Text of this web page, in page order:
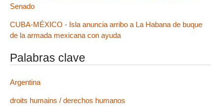
Senado
CUBA-MÉXICO - Isla anuncia arribo a La Habana de buque
de la armada mexicana con ayuda
Palabras clave
Argentina
droits humains / derechos humanos